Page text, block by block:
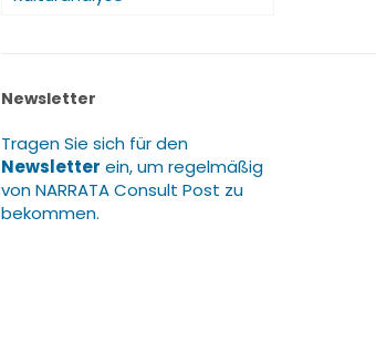
Newsletter
Tragen Sie sich für den
Newsletter ein, um regelmäßig
von NARRATA Consult Post zu
bekommen.